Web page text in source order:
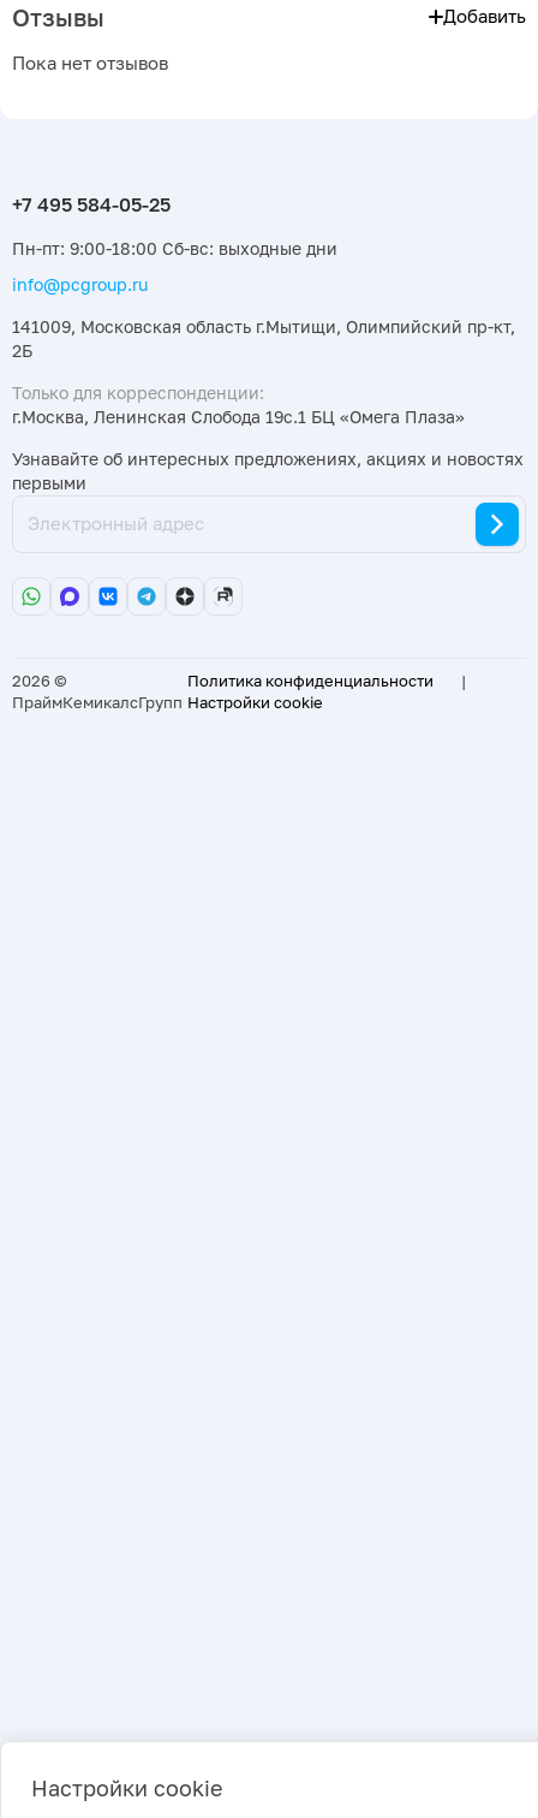
Отзывы Добавить
Пока нет отзывов
Пн-пт: 9:00-18:00 Сб-вс: выходные дни
info@pcgroup.ru
141009, Московская область г.Мытищи, Олимпийский пр-кт,
2Б
Только для корреспонденции:
г.Москва, Ленинская Слобода 19с.1 БЦ «Омега Плаза»
Узнавайте об интересных предложениях, акциях и новостях
первыми
2026 ©
ПраймКемикалсГрупп
Политика конфиденциальности
|
Настройки cookie
Настройки cookie